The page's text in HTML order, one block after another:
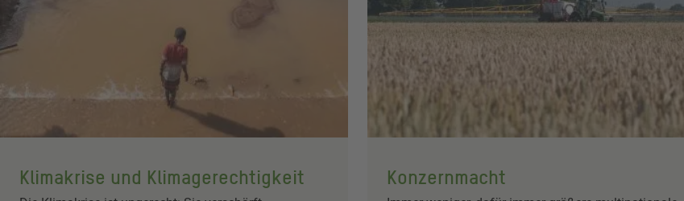
Klimakrise und Klimagerechtigkeit Konzernmacht